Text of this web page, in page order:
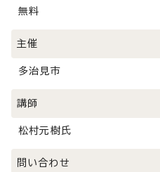
無料
主催
多治見市
講師
松村元樹氏
問い合わせ